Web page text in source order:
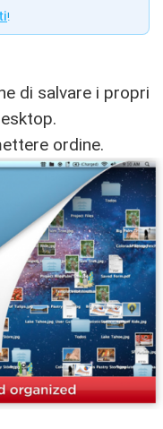
!
di salvare i propri
ordine.